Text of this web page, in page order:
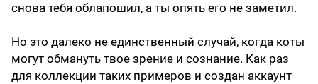
снова тебя облапошил, а ты опять его не заметил.
Но это далеко не единственный случай, когда коты
могут обмануть твое зрение и сознание. Как раз
для коллекции таких примеров и создан аккаунт